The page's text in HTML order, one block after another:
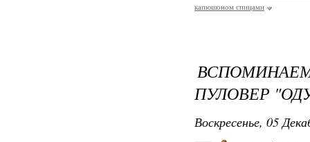
капюшоном спицами
ПУЛОВЕР
Воскресенье, 05